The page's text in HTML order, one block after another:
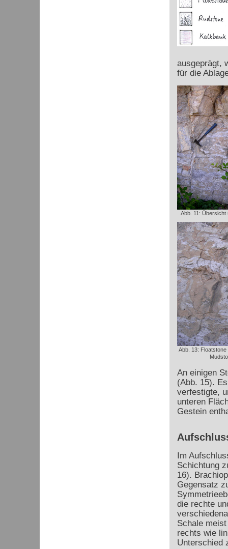
ausgeprägt,
für die
Abb. 11: Übersicht
Abb. 13: Floatstone
An einigen
(Abb. 15).
verfestigte,
unteren
Gestein
Im
Schichtung
16).
Gegensatz
die rechte
Schale
rechts wie
Unterschied